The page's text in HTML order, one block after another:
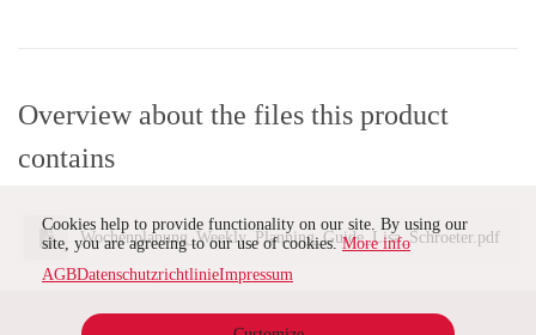
Overview about the files this product
contains
Wochenplanung_Weekly_Planning_Guide_Lisa_Schroeter.pdf
Cookies help to provide functionality on our site. By using our
site, you are agreeing to our use of cookies.More info
AGBDatenschutzrichtlinieImpressum